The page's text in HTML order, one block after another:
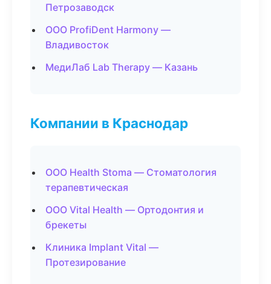
Петрозаводск
ООО ProfiDent Harmony —
Владивосток
МедиЛаб Lab Therapy — Казань
Компании в Краснодар
ООО Health Stoma — Стоматология
терапевтическая
ООО Vital Health — Ортодонтия и
брекеты
Клиника Implant Vital —
Протезирование